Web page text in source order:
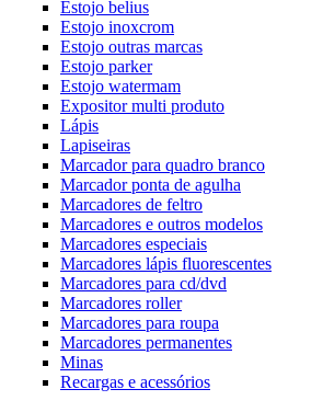
Estojo belius
Estojo inoxcrom
Estojo outras marcas
Estojo parker
Estojo watermam
Expositor multi produto
Lápis
Lapiseiras
Marcador para quadro branco
Marcador ponta de agulha
Marcadores de feltro
Marcadores e outros modelos
Marcadores especiais
Marcadores lápis fluorescentes
Marcadores para cd/dvd
Marcadores roller
Marcadores para roupa
Marcadores permanentes
Minas
Recargas e acessórios